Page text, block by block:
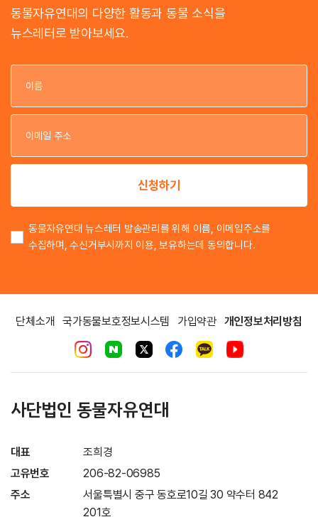
동물자유연대의 다양한 활동과 동물 소식을
뉴스레터로 받아보세요.
이
이
신청하기
동물자유연대 뉴스레터 발송관리를 위해 이름, 이메일주소를
수집하며, 수신거부시까지 이용, 보유하는데 동의합니다.
단체소개 국가동물보호정보시스템 가입약관 개인정보처리방침
사단법인 동물자유연대
대표
조희경
고유번호
206-82-06985
주소
서울특별시 중구 동호로10길 30 약수터 842
201호